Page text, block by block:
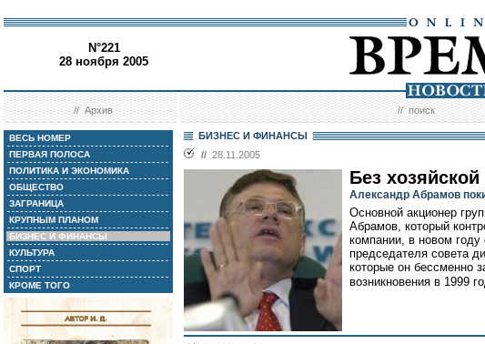
N°221
28 ноября 2005
//Архив //поиск
ВЕСЬ НОМЕР
ПЕРВАЯ ПОЛОСА
ПОЛИТИКА И ЭКОНОМИКА
ОБЩЕСТВО
ЗАГРАНИЦА
КРУПНЫМ ПЛАНОМ
БИЗНЕС И ФИНАНСЫ
КУЛЬТУРА
СПОРТ
КРОМЕ ТОГО
БИЗНЕС И ФИНАНСЫ
// 28.11.2005
Без хозяйской
Александр Абрамов
Основной акционер
Абрамов, который
компании, в новом году
председателя совета
которые он бессменно
возникновения в 1999